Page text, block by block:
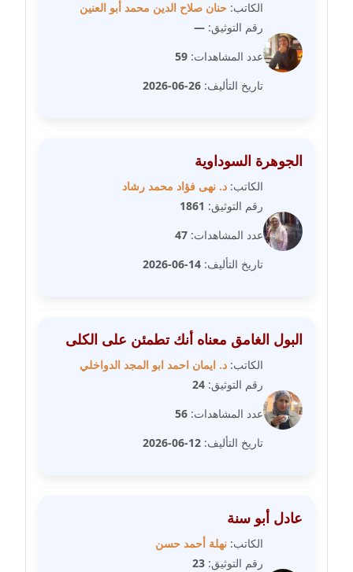
مدونة خولة سعيدان
عاملة
مدونة داليا السعيد
موقوف
عاملة
مدونة داليا نور
عاملة
عاملة
مدونة دعاء الشاهد
عاملة
عاملة
مدونة راقية الدويك
عاملة
الكاتب: حنان صلاح الدين محمد أبو العنين
رقم التوثيق: —
عدد المشاهدات: 59
تاريخ التأليف: 26-06-2026
الجوهرة السوداوية
الكاتب: د. نهى فؤاد محمد رشاد
رقم التوثيق: 1861
عدد المشاهدات: 47
تاريخ التأليف: 14-06-2026
البول الغامق معناه أنك تطمئن على الكلى
الكاتب: د. ايمان احمد ابو المجد الدواخلي
رقم التوثيق: 24
عدد المشاهدات: 56
تاريخ التأليف: 12-06-2026
عادل أبو سنة
الكاتب: نهلة أحمد حسن
رقم التوثيق: 23